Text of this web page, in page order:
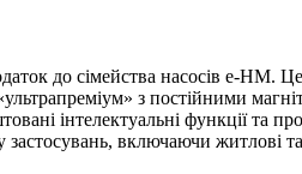
до сімейства насосів e-
з постійними
інтелектуальні функції та
включаючи житлові